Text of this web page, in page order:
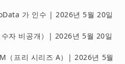
가 인수 | 2026년 5월 20일
자 비공개）| 2026년 5월 20일
프리 시리즈 A）| 2026년 5월